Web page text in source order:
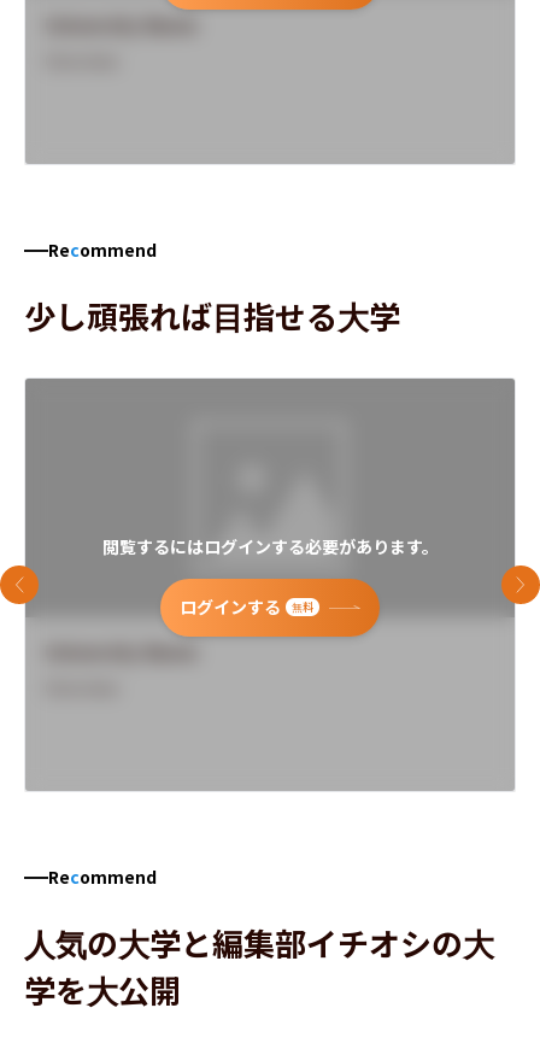
Recommend
少し頑張れば目指せる大学
閲覧するにはログインする必要があります。
ログインする 無料
前のスライド 次
Recommend
人気の大学と編集部イチオシの大
学を大公開